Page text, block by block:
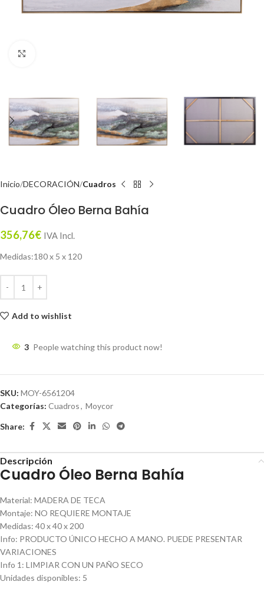
Inicio DECORACIÓN Cuadros
Cuadro Óleo Berna Bahía
356,76€ IVA Incl.
Medidas:180 x 5 x 120
Add to wishlist
3 People watching this product now!
SKU: MOY-6561204
Categorías: Cuadros, Moycor
Share:
Descripción
Cuadro Óleo Berna Bahía
Material: MADERA DE TECA
Montaje: NO REQUIERE MONTAJE
Medidas: 40 x 40 x 200
Info: PRODUCTO ÚNICO HECHO A MANO. PUEDE PRESENTAR
VARIACIONES
Info 1 : LIMPIAR CON UN PAÑO SECO
Unidades disponibles: 5